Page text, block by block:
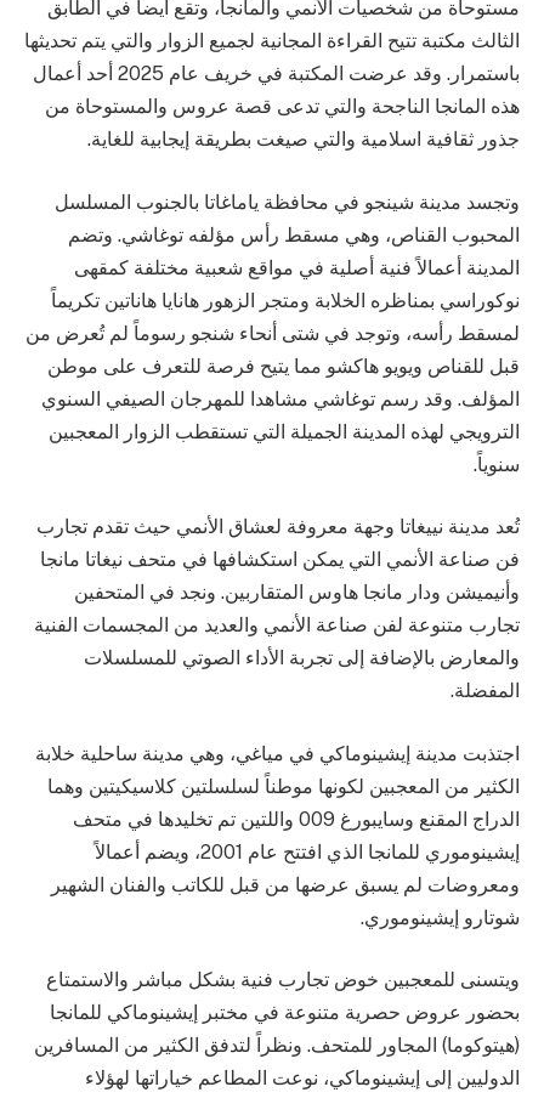
مستوحاة من شخصيات الأنمي والمانجا، وتقع أيضاً في الطابق
الثالث مكتبة تتيح القراءة المجانية لجميع الزوار والتي يتم تحديثها
باستمرار. وقد عرضت المكتبة في خريف عام 2025 أحد أعمال
هذه المانجا الناجحة والتي تدعى قصة عروس والمستوحاة من
جذور ثقافية اسلامية والتي صيغت بطريقة إيجابية للغاية.
وتجسد مدينة شينجو في محافظة ياماغاتا بالجنوب المسلسل
المحبوب القناص، وهي مسقط رأس مؤلفه توغاشي. وتضم
المدينة أعمالاً فنية أصلية في مواقع شعبية مختلفة كمقهى
نوكوراسي بمناظره الخلابة ومتجر الزهور هانايا هاناتين تكريماً
لمسقط رأسه، وتوجد في شتى أنحاء شنجو رسوماً لم تُعرض من
قبل للقناص ويويو هاكشو مما يتيح فرصة للتعرف على موطن
المؤلف. وقد رسم توغاشي مشاهدا للمهرجان الصيفي السنوي
الترويجي لهذه المدينة الجميلة التي تستقطب الزوار المعجبين
سنوياً.
تُعد مدينة نييغاتا وجهة معروفة لعشاق الأنمي حيث تقدم تجارب
فن صناعة الأنمي التي يمكن استكشافها في متحف نيغاتا مانجا
وأنيميشن ودار مانجا هاوس المتقاربين. ونجد في المتحفين
تجارب متنوعة لفن صناعة الأنمي والعديد من المجسمات الفنية
والمعارض بالإضافة إلى تجربة الأداء الصوتي للمسلسلات
المفضلة.
اجتذبت مدينة إيشينوماكي في مياغي، وهي مدينة ساحلية خلابة
الكثير من المعجبين لكونها موطناً لسلسلتين كلاسيكيتين وهما
الدراج المقنع وسايبورغ 009 واللتين تم تخليدها في متحف
إيشينوموري للمانجا الذي افتتح عام 2001، ويضم أعمالاً
ومعروضات لم يسبق عرضها من قبل للكاتب والفنان الشهير
شوتارو إيشينوموري.
ويتسنى للمعجبين خوض تجارب فنية بشكل مباشر والاستمتاع
بحضور عروض حصرية متنوعة في مختبر إيشينوماكي للمانجا
(هيتوكوما) المجاور للمتحف. ونظراً لتدفق الكثير من المسافرين
الدوليين إلى إيشينوماكي، نوعت المطاعم خياراتها لهؤلاء